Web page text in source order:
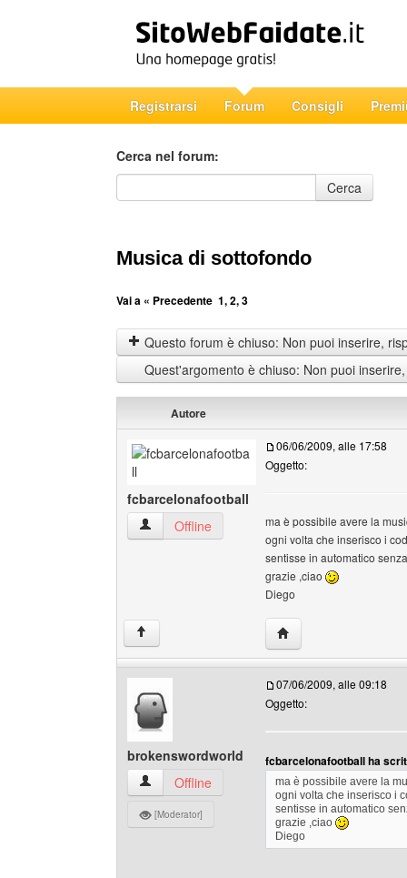
Registrarsi Forum Consigli
Cerca nel forum:
Cerca nel forum
Cerca
Musica di sottofondo
Vai a « Precedente 1,2,3
Questo forum è chiuso: Non puoi inserire,
Quest'argomento è chiuso: Non puoi
Autore
fcbarcelonafootball
fcbarcelonafootball Profilo
Offline
06/06/2009, alle 17:58
Oggetto:
ma è possibile avere la
ogni volta che inserisco i
sentisse in automatico
grazie ,ciao
Diego
↑ HomePage:
brokenswordworld
brokenswordworld Profilo
Offline
[Moderator]
07/06/2009, alle 09:18
Oggetto:
fcbarcelonafootball ha
ma è possibile avere la
ogni volta che inserisco i
sentisse in automatico
grazie ,ciao
Diego